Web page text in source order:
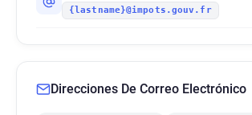
{lastname}@impots.gouv.fr
Direcciones De Correo Electrónico